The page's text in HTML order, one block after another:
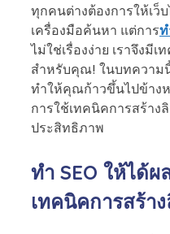
ทุกคนต่างต้องการให้เว็
เครื่องมือค้นหา แต่การท
ไม่ใช่เรื่องง่าย เราจึงมี
สำหรับคุณ! ในบทความ
ทำให้คุณก้าวขึ้นไปข้าง
การใช้เทคนิคการสร้าง
ประสิทธิภาพ
ทำ SEO ให้ได้ผ
เทคนิคการสร้า